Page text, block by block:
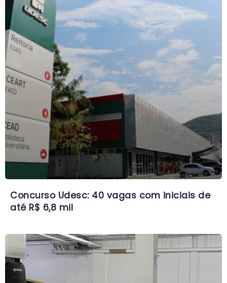
Concurso Udesc: 40 vagas com iniciais de
até R$ 6,8 mil